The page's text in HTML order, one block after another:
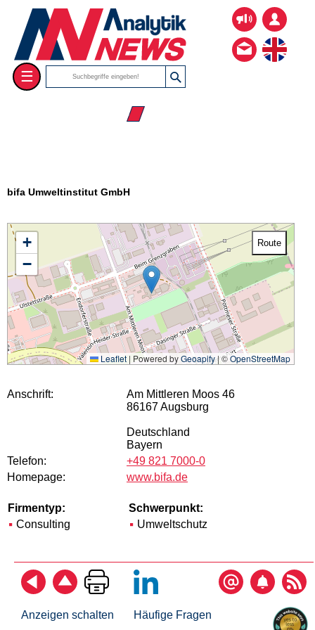
☰
☰ Firmenverzeichnis
bifa Umweltinstitut GmbH
+
−
Route
Leaflet | Powered byGeoapify| ©OpenStreetMap
Anschrift:
Am Mittleren Moos 46
86167 Augsburg
Deutschland
Bayern
Telefon:
+49 821 7000-0
Homepage:
www.bifa.de
Firmentyp:
Consulting
Schwerpunkt:
Umweltschutz
Anzeigen schalten
Häufige Fragen